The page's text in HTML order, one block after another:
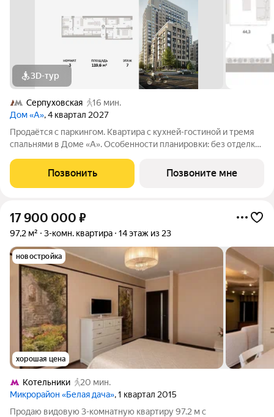
3D-тур
Серпуховская
16 мин.
Дом «А», 4 квартал 2027
Продаётся с паркингом. Квартира с кухней-гостиной и тремя
спальнями в Доме «А». Особенности планировки: без отделки,
стороны, постирочная, разнесённые спальни. Срок сдачи IV кв.
2027 Дом А -
Позвонить Позвоните мне
17 900 000 ₽
97,2 м² 3-комн. квартира 14 этаж из 23
новостройка
хорошая цена
Котельники
20 мин.
Микрорайон «Белая дача», 1 квартал 2015
Продаю видoвую 3-комнатную кваpтиру 97.2 м с